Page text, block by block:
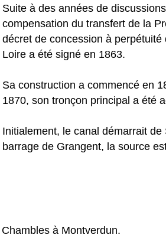
Suite à des années de
compensation du transfert de la
décret de concession à
Loire a été signé en 1863.
Sa construction a commencé en
1870, son tronçon principal a été
Initialement, le canal démarrait
barrage de Grangent, la source
à Montverdun.